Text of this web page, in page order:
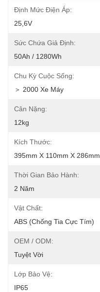
Định Mức Điện Áp:
25,6V
Sức Chứa Giả Định:
50Ah / 1280Wh
Chu Kỳ Cuộc Sống:
＞ 2000 Xe Máy
Cân Nặng:
12kg
Kích Thước:
395mm X 110mm X 286mm
Thời Gian Bảo Hành:
2 Năm
Vật Chất:
ABS (chống Tia Cực Tím)
OEM / ODM:
Tuyệt Vời
Lớp Bảo Vệ:
IP65